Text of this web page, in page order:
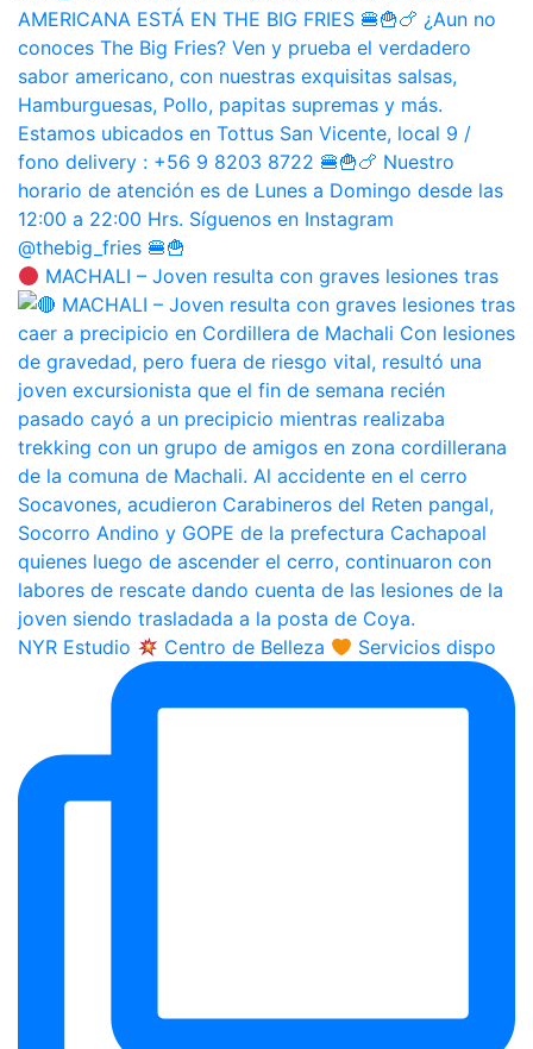
MACHALI – Joven resulta con graves lesiones tras
NYR Estudio Centro de Belleza Servicios dispo